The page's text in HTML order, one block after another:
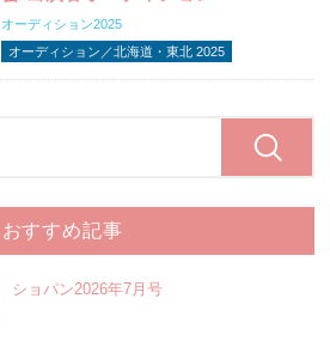
オーディション2025
オーディション／北海道・東北 2025
おすすめ記事
ショパン2026年7月号